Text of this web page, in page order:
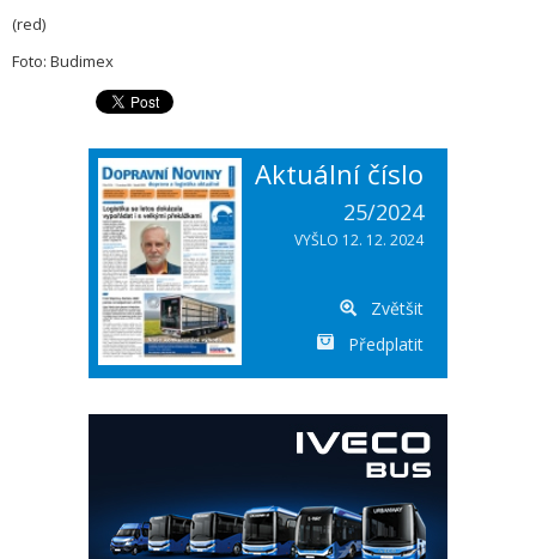
(red)
Foto: Budimex
Aktuální číslo
25/2024
VYŠLO 12. 12. 2024
Zvětšit
Předplatit